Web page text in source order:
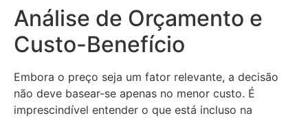
Análise de Orçamento e
Custo-Benefício
Embora o preço seja um fator relevante, a decisão
não deve basear-se apenas no menor custo. É
imprescindível entender o que está incluso na